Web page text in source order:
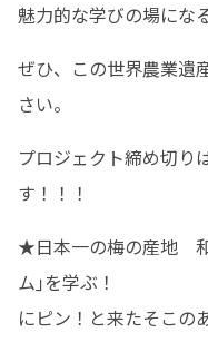
魅力的な学びの場にな
ぜひ、この世界農業遺
さい。
プロジェクト締め切り
す！！！
★日本一の梅の産地　
ム｣を学ぶ！
にピン！と来たそこの